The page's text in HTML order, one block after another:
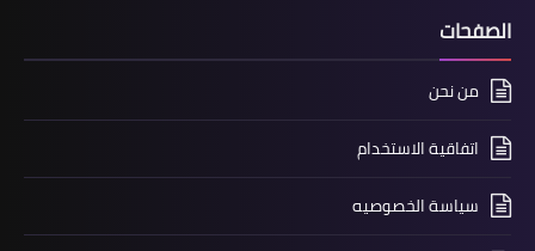
الصفحات
من نحن
اتفاقية الاستخدام
سياسة الخصوصيه